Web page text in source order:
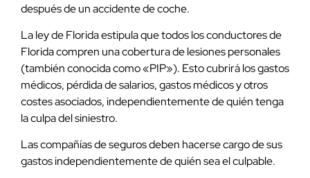
después de un accidente de coche.
La ley de Florida estipula que todos los conductores de
Florida compren una cobertura de lesiones personales
(también conocida como «PIP»). Esto cubrirá los gastos
médicos, pérdida de salarios, gastos médicos y otros
costes asociados, independientemente de quién tenga
la culpa del siniestro.
Las compañías de seguros deben hacerse cargo de sus
gastos independientemente de quién sea el culpable.